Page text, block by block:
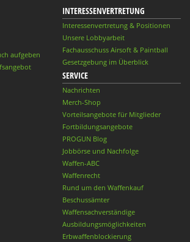
aufgeben
INTERESSENVERTRETUNG
Interessenvertretung & Positionen
Unsere Lobbyarbeit
Fachausschuss Airsoft & Paintball
Gesetzgebung im Überblick
SERVICE
Nachrichten
Merch-Shop
Vorteilsangebote für Mitglieder
Fortbildungsangebote
PROGUN Blog
Jobbörse und Nachfolge
Waffen-ABC
Waffenrecht
Rund um den Waffenkauf
Beschussämter
Waffensachverständige
Ausbildungsmöglichkeiten
Erbwaffenblockierung